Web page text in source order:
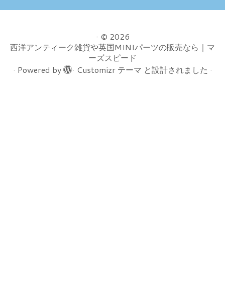
· © 2026
西洋アンティーク雑貨や英国MINIパーツの販売なら｜マ
ーズスピード
· Powered by · Customizr テーマ と設計されました ·